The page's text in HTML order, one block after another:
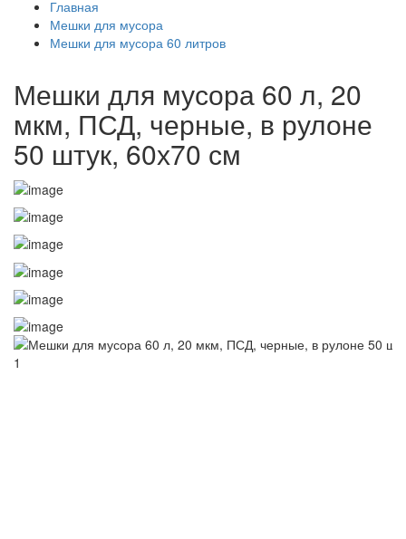
Главная
Мешки для мусора
Мешки для мусора 60 литров
Мешки для мусора 60 л, 20
мкм, ПСД, черные, в рулоне
50 штук, 60х70 см